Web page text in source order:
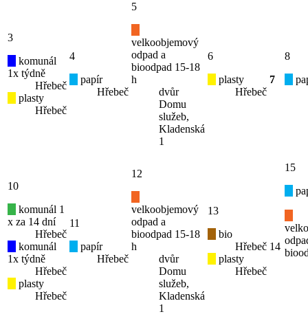
3
komunál
1x týdně
Hřebeč
plasty
Hřebeč
4
papír
Hřebeč
5
velkoobjemový
odpad a
bioodpad 15-18
h
dvůr
Domu
služeb,
Kladenská
1
6
plasty
Hřebeč
7
8
10
komunál 1
x za 14 dní
Hřebeč
komunál
1x týdně
Hřebeč
plasty
Hřebeč
11
papír
Hřebeč
12
velkoobjemový
odpad a
bioodpad 15-18
h
dvůr
Domu
služeb,
Kladenská
1
13
bio
Hřebeč
plasty
Hřebeč
14
15